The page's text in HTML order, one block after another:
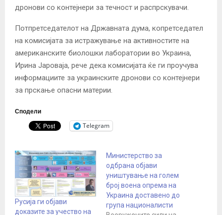
дронови со контејнери за течност и распрскувачи.
Потпретседателот на Државната дума, копретседател
на комисијата за истражување на активностите на
американските биолошки лаборатории во Украина,
Ирина Јароваја, рече дека комисијата ќе ги проучува
информациите за украинските дронови со контејнери
за прскање опасни материи.
Сподели
Telegram
Русија ги објави
доказите за учество на
Министерство за
одбрана објави
уништување на голем
број воена опрема на
Украина доставено до
група националисти